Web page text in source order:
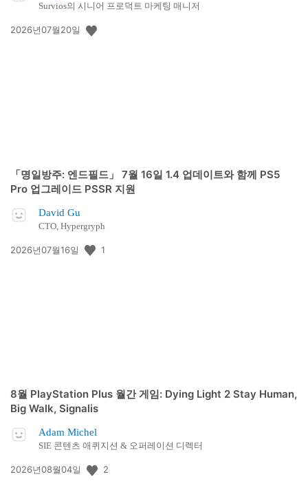
Survios의 시니어 프로덕트 마케팅 매니저
공
2026년07월20일
「명일방주: 엔드필드」 7월 16일 1.4 업데이트와 함께 PS5
Pro 업그레이드 PSSR 지원
David Gu
CTO, Hypergryph
공
2026년07월16일 1
8월 PlayStation Plus 월간 게임: Dying Light 2 Stay Human,
Big Walk, Signalis
Adam Michel
SIE 콘텐츠 애퀴지션 & 오퍼레이션 디렉터
공
2026년08월04일 2